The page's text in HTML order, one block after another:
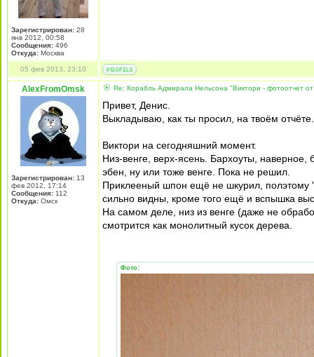
Зарегистрирован: 28
янв 2012, 00:58
Сообщения: 496
Откуда: Москва
05 фев 2013, 23:10
AlexFromOmsk
Зарегистрирован: 13
фев 2012, 17:14
Сообщения: 112
Откуда: Омск
Re: Корабль Адмирала Нельсона "Виктори - фотоотчет от
Привет, Денис.
Выкладываю, как ты просил, на твоём отчёте.
Виктори на сегодняшний момент.
Низ-венге, верх-ясень. Бархоуты, наверное,
эбен, ну или тоже венге. Пока не решил.
Приклееный шпон ещё не шкурил, полэтому
сильно видны, кроме того ещё и вспышка
На самом деле, низ из венге (даже не
смотрится как монолитный кусок дерева.
Фото: